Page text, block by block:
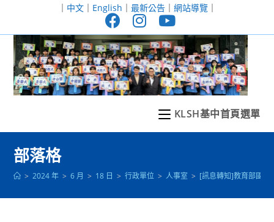
至
｜ 中文｜ English ｜ 最新公告｜ 網站導覽｜
KLSH基中首頁選單
部落格
> 2024 年 > 6 月 > 18 日 > 行政單位 > 人事室 > [訊息轉知]教育部國民